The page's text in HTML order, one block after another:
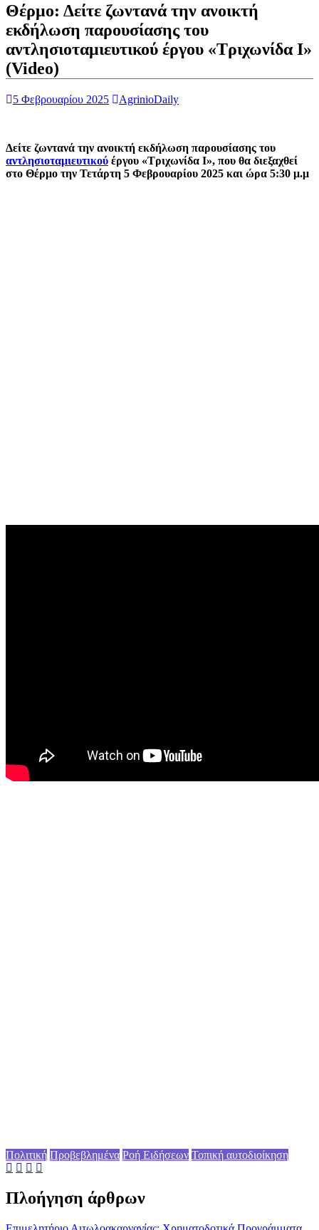
Θέρμο: Δείτε ζωντανά την ανοικτή
εκδήλωση παρουσίασης του
αντλησιοταμιευτικού έργου «Τριχωνίδα Ι»
(Video)
5 Φεβρουαρίου 2025 AgrinioDaily
Δείτε ζωντανά την ανοικτή εκδήλωση παρουσίασης του
αντλησιοταμιευτικού έργου «Τριχωνίδα Ι», που θα διεξαχθεί
στο Θέρμο την Τετάρτη 5 Φεβρουαρίου 2025 και ώρα 5:30 μ.μ
Πολιτική Προβεβλημένα Ροή Ειδήσεων Τοπική αυτοδιοίκηση
Πλοήγηση άρθρων